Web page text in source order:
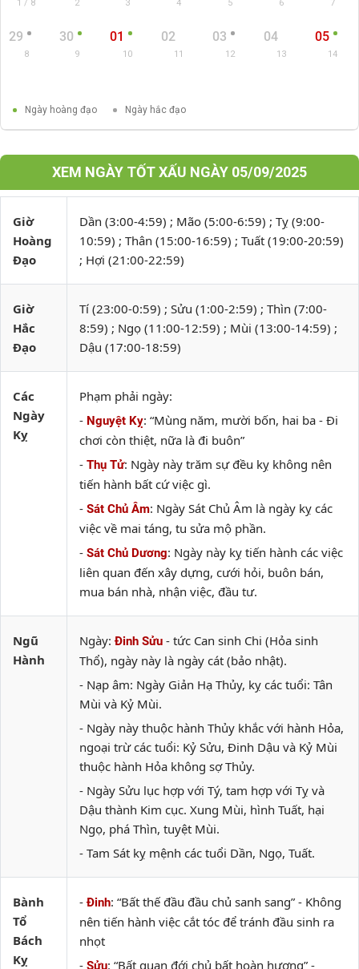
1 / 8 2 3 4 5 6 7
29
8
30
9
01
10
02
11
03
12
04
13
05
14
Ngày hoàng đạo Ngày hắc đạo
XEM NGÀY TỐT XẤU NGÀY 05/09/2025
Giờ
Hoàng
Đạo
Dần (3:00-4:59) ; Mão (5:00-6:59) ; Tỵ (9:00-
10:59) ; Thân (15:00-16:59) ; Tuất (19:00-20:59)
; Hợi (21:00-22:59)
Giờ
Hắc
Đạo
Tí (23:00-0:59) ; Sửu (1:00-2:59) ; Thìn (7:00-
8:59) ; Ngọ (11:00-12:59) ; Mùi (13:00-14:59) ;
Dậu (17:00-18:59)
Các
Ngày
Kỵ
Phạm phải ngày:
- Nguyệt Kỵ: “Mùng năm, mười bốn, hai ba - Đi
chơi còn thiệt, nữa là đi buôn”
- Thụ Tử: Ngày này trăm sự đều kỵ không nên
tiến hành bất cứ việc gì.
- Sát Chủ Âm: Ngày Sát Chủ Âm là ngày kỵ các
việc về mai táng, tu sửa mộ phần.
- Sát Chủ Dương: Ngày này kỵ tiến hành các việc
liên quan đến xây dựng, cưới hỏi, buôn bán,
mua bán nhà, nhận việc, đầu tư.
Ngũ
Hành
Ngày:Đinh Sửu - tức Can sinh Chi (Hỏa sinh
Thổ), ngày này là ngày cát (bảo nhật).
- Nạp âm: Ngày Giản Hạ Thủy, kỵ các tuổi: Tân
Mùi và Kỷ Mùi.
- Ngày này thuộc hành Thủy khắc với hành Hỏa,
ngoại trừ các tuổi: Kỷ Sửu, Đinh Dậu và Kỷ Mùi
thuộc hành Hỏa không sợ Thủy.
- Ngày Sửu lục hợp với Tý, tam hợp với Tỵ và
Dậu thành Kim cục. Xung Mùi, hình Tuất, hại
Ngọ, phá Thìn, tuyệt Mùi.
- Tam Sát kỵ mệnh các tuổi Dần, Ngọ, Tuất.
Bành
Tổ
Bách
Kỵ
-Đinh: “Bất thế đầu đầu chủ sanh sang” - Không
nên tiến hành việc cắt tóc để tránh đầu sinh ra
nhọt
- Sửu: “Bất quan đới chủ bất hoàn hương” -